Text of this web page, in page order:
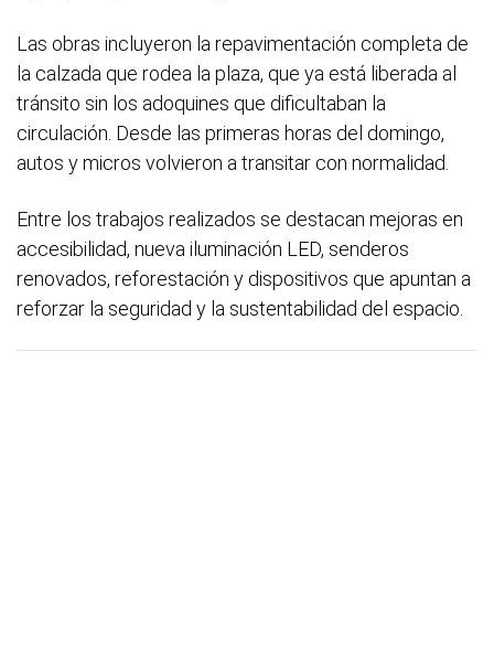
Las obras incluyeron la repavimentación completa de
la calzada que rodea la plaza, que ya está liberada al
tránsito sin los adoquines que dificultaban la
circulación. Desde las primeras horas del domingo,
autos y micros volvieron a transitar con normalidad.
Entre los trabajos realizados se destacan mejoras en
accesibilidad, nueva iluminación LED, senderos
renovados, reforestación y dispositivos que apuntan a
reforzar la seguridad y la sustentabilidad del espacio.